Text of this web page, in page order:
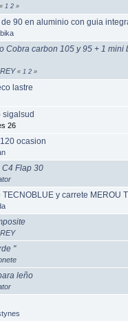
« 1 2 »
90 en aluminio con guia
Cobra carbon 105 y 95 + 1 mini
« 1 2 »
lastre
sigalsud
26
ocasion
Flap 30
y carrete MEROU
"
leño